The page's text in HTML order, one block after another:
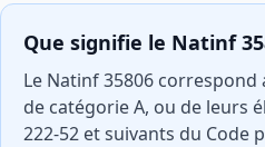
Que signifie le Natinf
Le Natinf 35806
de catégorie A, ou de leurs
222-52 et suivants du Code